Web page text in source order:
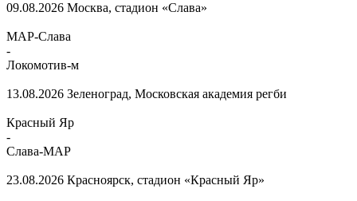
09.08.2026 Москва, стадион «Слава»
МАР-Слава
-
Локомотив-м
13.08.2026 Зеленоград, Московская академия регби
Красный Яр
-
Слава-МАР
23.08.2026 Красноярск, стадион «Красный Яр»